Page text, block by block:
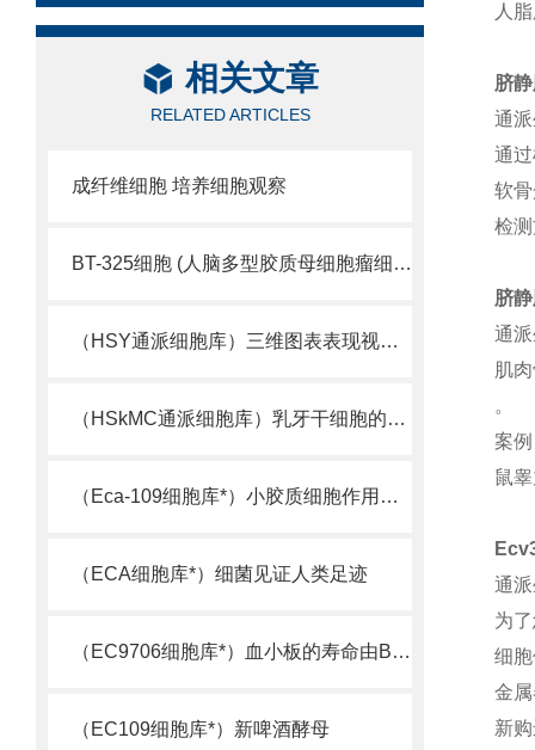
相关文章
RELATED ARTICLES
成纤维细胞 培养细胞观察
BT-325细胞 (人脑多型胶质母细胞瘤细胞库)
（HSY通派细胞库）三维图表表现视觉细胞活性
（HSkMC通派细胞库）乳牙干细胞的又一来源
（Eca-109细胞库*）小胶质细胞作用机制被揭示
（ECA细胞库*）细菌见证人类足迹
（EC9706细胞库*）血小板的寿命由Bcl-xL决定
（EC109细胞库*）新啤酒酵母
人
脐
通
通
软
检
脐
通
肌
。
案
鼠
通
为
细
金
新